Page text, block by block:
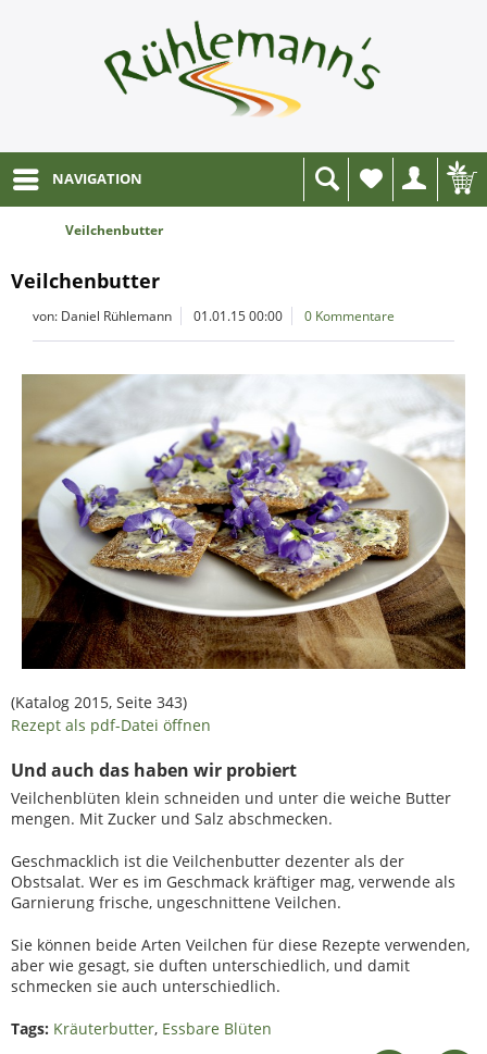
NAVIGATION
Wunschliste
Veilchenbutter
Veilchenbutter
von: Daniel Rühlemann 01.01.15 00:00 0 Kommentare
(Katalog 2015, Seite 343)
Rezept als pdf-Datei öffnen
Und auch das haben wir probiert
Veilchenblüten klein schneiden und unter die weiche Butter
mengen. Mit Zucker und Salz abschmecken.
Geschmacklich ist die Veilchenbutter dezenter als der
Obstsalat. Wer es im Geschmack kräftiger mag, verwende als
Garnierung frische, ungeschnittene Veilchen.
Sie können beide Arten Veilchen für diese Rezepte verwenden,
aber wie gesagt, sie duften unterschiedlich, und damit
schmecken sie auch unterschiedlich.
Tags: Kräuterbutter, Essbare Blüten